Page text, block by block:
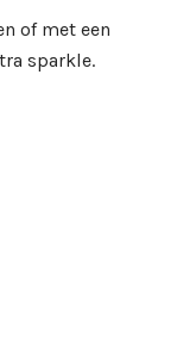
of met een
sparkle.